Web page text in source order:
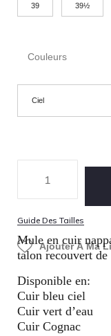
39 39½
Couleurs
Ciel
Guide Des Tailles
Ajouter À Ma
Mule en cuir
talon recouvert de
Disponible en:
Cuir bleu ciel
Cuir vert d’eau
Cuir Cognac